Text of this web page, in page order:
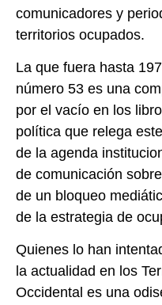
comunicadores y
territorios ocupados.
La que fuera hasta
número 53 es una
por el vacío en los
política que relega
de la agenda
de comunicación
de un bloqueo
de la estrategia de
Quienes lo han
la actualidad en los
Occidental es una